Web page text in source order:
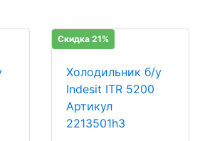
Скидка 21%
Холодильник б/у
Indesit ITR 5200
Артикул
2213501h3